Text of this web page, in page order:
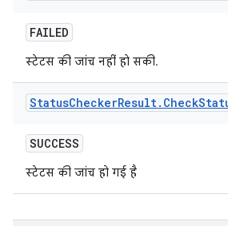
FAILED
स्टेटस की जांच नहीं हो सकी.
StatusCheckerResult. Check
SUCCESS
स्टेटस की जांच हो गई है